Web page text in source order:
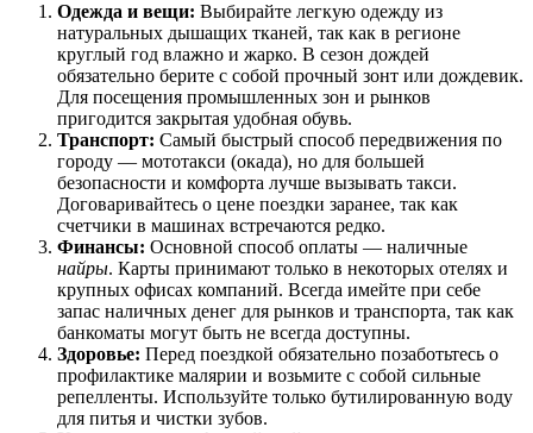
Одежда и вещи: Выбирайте легкую одежду из
натуральных дышащих тканей, так как в регионе
круглый год влажно и жарко. В сезон дождей
обязательно берите с собой прочный зонт или дождевик.
Для посещения промышленных зон и рынков
пригодится закрытая удобная обувь.
Транспорт: Самый быстрый способ передвижения по
городу — мототакси (окада), но для большей
безопасности и комфорта лучше вызывать такси.
Договаривайтесь о цене поездки заранее, так как
счетчики в машинах встречаются редко.
Финансы: Основной способ оплаты — наличные
найры. Карты принимают только в некоторых отелях и
крупных офисах компаний. Всегда имейте при себе
запас наличных денег для рынков и транспорта, так как
банкоматы могут быть не всегда доступны.
Здоровье: Перед поездкой обязательно позаботьтесь о
профилактике малярии и возьмите с собой сильные
репелленты. Используйте только бутилированную воду
для питья и чистки зубов.